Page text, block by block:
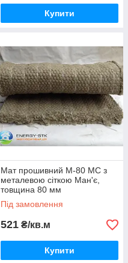
Купити
Мат прошивний М-80 МС з
металевою сіткою Ман'є,
товщина 80 мм
Під замовлення
521 ₴/кв.м
Купити